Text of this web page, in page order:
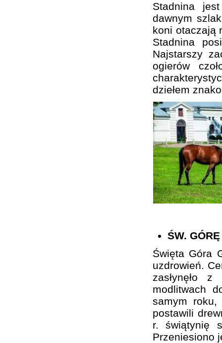
Stadnina
dawnym
koni otaczają
Stadnina
Najstarszy
ogierów
dziełem
ŚW.
Święta Góra
uzdrowień.
zasłynęło
modlitwach
samym roku,
postawili
r. świątynię
Przeniesiono